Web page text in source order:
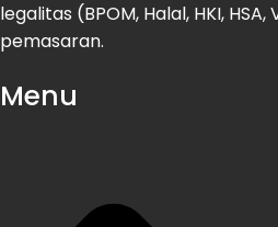
legalitas (BPOM, Halal, HKI,
pemasaran.
Menu